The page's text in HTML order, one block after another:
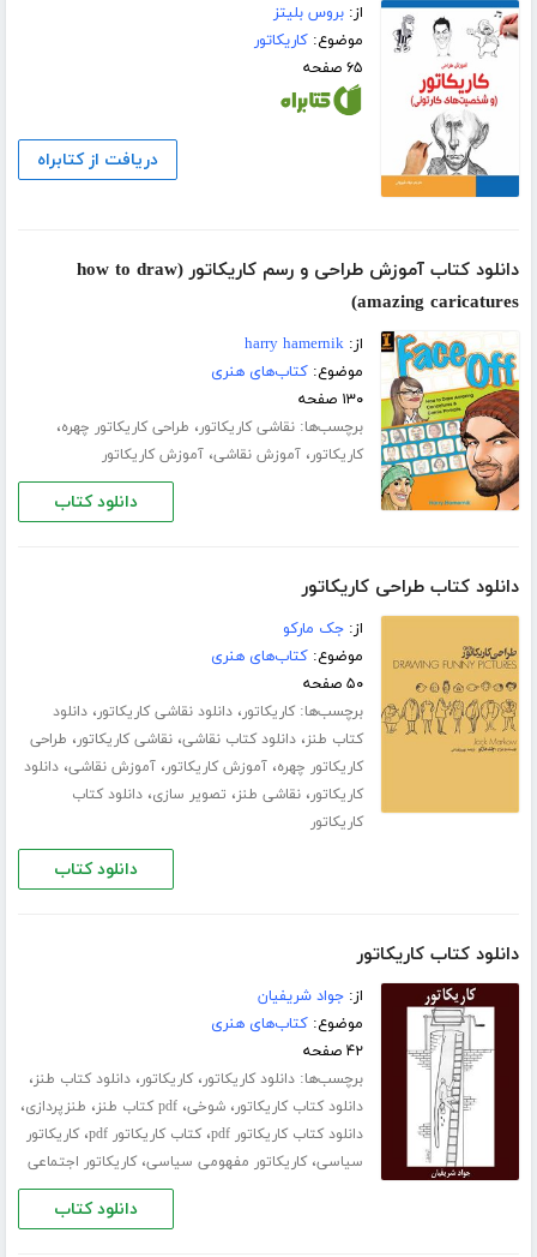
از:بروس بلیتز
موضوع:کاریکاتور
۶۵ صفحه
دریافت از کتابراه
دانلود کتاب آموزش طراحی و رسم کاریکاتور (how to draw
amazing caricatures)
از:harry hamernik
موضوع:کتاب‌های هنری
۱۳۰ صفحه
برچسب‌ها:نقاشی کاریکاتور، طراحی کاریکاتور چهره،
کاریکاتور،آموزش نقاشی،آموزش کاریکاتور
دانلود کتاب
دانلود کتاب طراحی کاریکاتور
از:جک مارکو
موضوع:کتاب‌های هنری
۵۰ صفحه
برچسب‌ها:کاریکاتور،دانلود نقاشی کاریکاتور،دانلود
کتاب طنز،دانلود کتاب نقاشی،نقاشی کاریکاتور، طراحی
کاریکاتور چهره،آموزش کاریکاتور،آموزش نقاشی،دانلود
کاریکاتور،نقاشی طنز، تصویر سازی،دانلود کتاب
کاریکاتور
دانلود کتاب
دانلود کتاب کاریکاتور
از:جواد شریفیان
موضوع:کتاب‌های هنری
۴۲ صفحه
برچسب‌ها:دانلود کاریکاتور،کاریکاتور،دانلود کتاب طنز،
دانلود کتاب کاریکاتور،شوخی،pdf کتاب طنز ، طنزپردازی،
دانلود کتاب کاریکاتور pdf ،کتاب کاریکاتور pdf ،کاریکاتور
سیاسی،کاریکاتور مفهومی سیاسی،کاریکاتور اجتماعی
دانلود کتاب